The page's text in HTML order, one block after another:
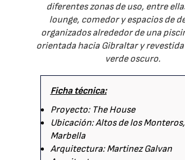
diferentes zonas de uso, entre
lounge, comedor y espacios de
organizados alrededor de una
orientada hacia Gibraltar y
verde oscuro.
Ficha técnica:
Proyecto: The House
Ubicación: Altos de los Monteros,
Marbella
Arquitectura: Martinez Galvan